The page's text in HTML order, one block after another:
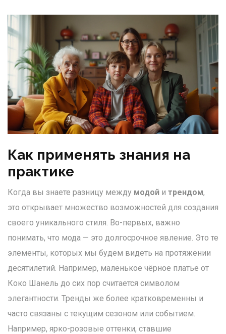
Как применять знания на
практике
Когда вы знаете разницу между модой и трендом,
это открывает множество возможностей для создания
своего уникального стиля. Во-первых, важно
понимать, что мода — это долгосрочное явление. Это те
элементы, которых мы будем видеть на протяжении
десятилетий. Например, маленькое чёрное платье от
Коко Шанель до сих пор считается символом
элегантности. Тренды же более кратковременны и
часто связаны с текущим сезоном или событием.
Например, ярко-розовые оттенки, ставшие